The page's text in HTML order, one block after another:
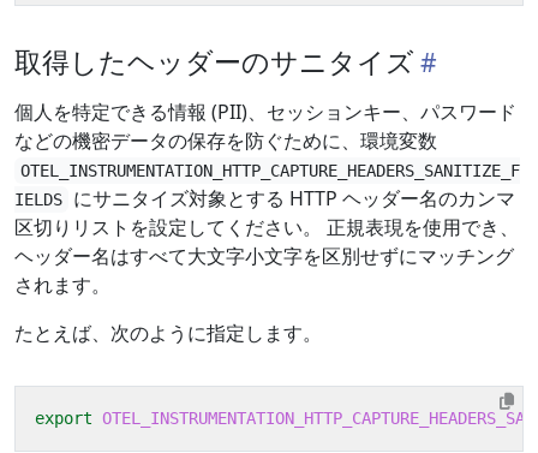
取得したヘッダーのサニタイズ
個人を特定できる情報 (PII)、セッションキー、パスワード
などの機密データの保存を防ぐために、環境変数
OTEL_INSTRUMENTATION_HTTP_CAPTURE_HEADERS_SANITIZE_F
IELDS
にサニタイズ対象とする HTTP ヘッダー名のカンマ
区切りリストを設定してください。 正規表現を使用でき、
ヘッダー名はすべて大文字小文字を区別せずにマッチング
されます。
たとえば、次のように指定します。
export